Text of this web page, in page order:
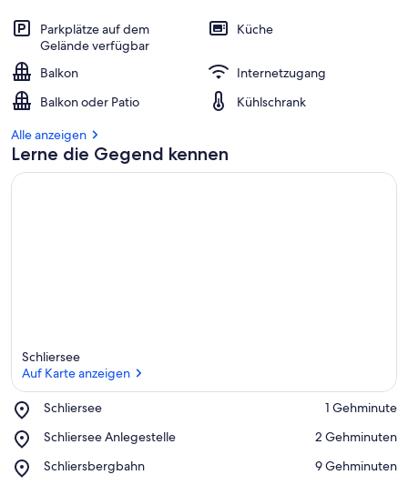
Parkplätze auf dem
Gelände verfügbar
Küche
Balkon
Internetzugang
Balkon oder Patio
Kühlschrank
Alle anzeigen
Lerne die Gegend kennen
Schliersee
Auf Karte anzeigen
Schliersee
Place,
‪1 Gehminute‬
Schliersee Anlegestelle
Place,
Anlegestelle
‪2 Gehminuten‬
Schliersbergbahn
Place,
‪9 Gehminuten‬